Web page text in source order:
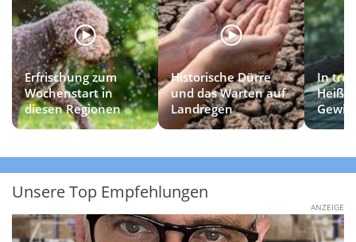
Erfrischung zum
Wochenstart in
diesen Regionen
Historische Dürre
und das Warten auf
Landregen
In
Unsere Top Empfehlungen
ANZEIGE